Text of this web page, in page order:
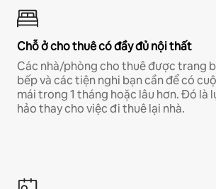
Chỗ ở cho thuê có đầy đủ nội thất
Các nhà/phòng cho thuê được trang
bếp và các tiện nghi bạn cần để có
mái trong 1 tháng hoặc lâu hơn. Đó là
hảo thay cho việc đi thuê lại nhà.